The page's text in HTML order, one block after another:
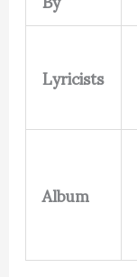
Lyricists
Album